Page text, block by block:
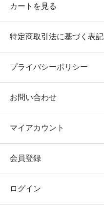
カートを見る
特定商取引法に基づく表記
プライバシーポリシー
お問い合わせ
マイアカウント
会員登録
ログイン